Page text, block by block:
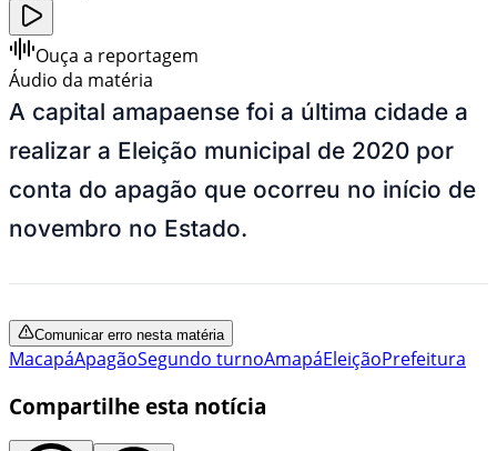
Ouça a reportagem
Áudio da matéria
A capital amapaense foi a última cidade a
realizar a Eleição municipal de 2020 por
conta do apagão que ocorreu no início de
novembro no Estado.
Comunicar erro nesta matéria
MacapáApagãoSegundo turnoAmapáEleiçãoPrefeitura
Compartilhe esta notícia